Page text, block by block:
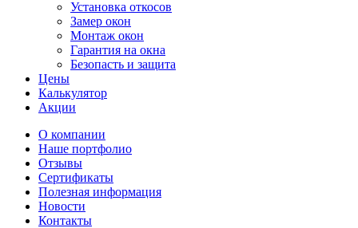
Установка откосов
Замер окон
Монтаж окон
Гарантия на окна
Безопасть и защита
Цены
Калькулятор
Акции
О компании
Наше портфолио
Отзывы
Сертификаты
Полезная информация
Новости
Контакты